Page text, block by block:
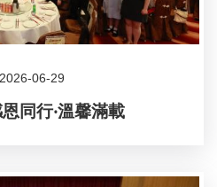
2026-06-29
同行‧溫馨滿載